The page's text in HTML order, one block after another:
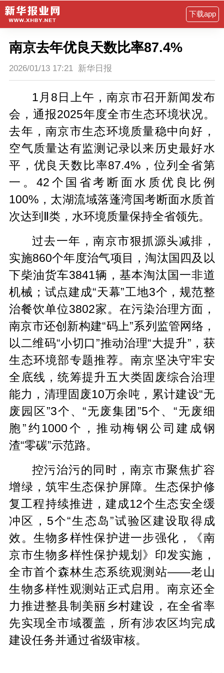
下载app
南京去年优良天数比率87.4%
2026/01/13 17:21 新华日报
1月8日上午，南京市召开新闻发布
会，通报2025年度全市生态环境状况。
去年，南京市生态环境质量稳中向好，
空气质量达有监测记录以来历史最好水
平，优良天数比率87.4%，位列全省第
一。42个国省考断面水质优良比例
100%，太湖流域落蓬湾国考断面水质首
次达到Ⅱ类，水环境质量保持全省领先。
过去一年，南京市狠抓源头减排，
实施860个年度治气项目，淘汰国四及以
下柴油货车3841辆，基本淘汰国一非道
机械；试点建成“天幕”工地3个，规范整
治餐饮单位3802家。在污染治理方面，
南京市还创新构建“码上”系列监管网络，
以二维码“小切口”推动治理“大提升”，获
生态环境部专题推荐。南京坚决守牢安
全底线，统筹提升五大类固废综合治理
能力，清理固废10万余吨，累计建设“无
废园区”3个、“无废集团”5个、“无废细
胞”约1000个，推动梅钢公司建成钢
渣“零碳”示范路。
控污治污的同时，南京市聚焦扩容
增绿，筑牢生态保护屏障。生态保护修
复工程持续推进，建成12个生态安全缓
冲区，5个“生态岛”试验区建设取得成
效。生物多样性保护进一步强化，《南
京市生物多样性保护规划》印发实施，
全市首个森林生态系统观测站——老山
生物多样性观测站正式启用。南京还全
力推进整县制美丽乡村建设，在全省率
先实现全市域覆盖，所有涉农区均完成
建设任务并通过省级审核。